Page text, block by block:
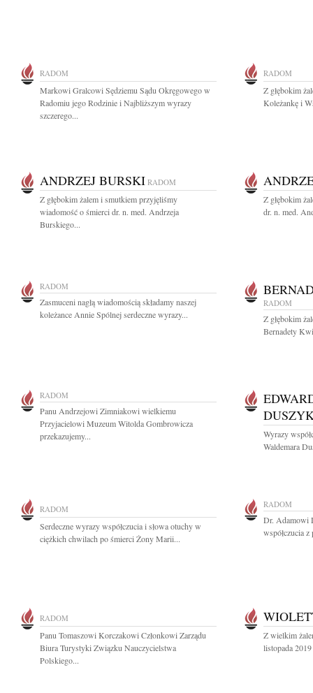
RADOM
Markowi Gralcowi Sędziemu Sądu Okręgowego w
Radomiu jego Rodzinie i Najbliższym wyrazy
szczerego...
RADOM
Z głębokim
Koleżankę i
ANDRZEJ BURSKI RADOM
Z głębokim żalem i smutkiem przyjęliśmy
wiadomość o śmierci dr. n. med. Andrzeja
Burskiego...
Z głębokim
dr. n. med.
RADOM
Zasmuceni nagłą wiadomością składamy naszej
koleżance Annie Spólnej serdeczne wyrazy...
RADOM
Z głębokim
Bernadety
RADOM
Panu Andrzejowi Zimniakowi wielkiemu
Przyjacielowi Muzeum Witolda Gombrowicza
przekazujemy...
Wyrazy
Waldemara
RADOM
Serdeczne wyrazy współczucia i słowa otuchy w
ciężkich chwilach po śmierci Żony Marii...
RADOM
Dr. Adamowi
współczucia
RADOM
Panu Tomaszowi Korczakowi Członkowi Zarządu
Biura Turystyki Związku Nauczycielstwa
Polskiego...
Z wielkim
listopada